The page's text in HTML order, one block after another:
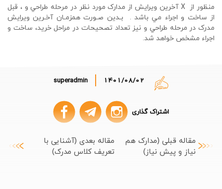
ﻣﻨﻈﻮر از X آﺧﺮﻳﻦ وﻳﺮاﻳﺶ از ﻣﺪارک ﻣﻮرد ﻧﻈﺮ در ﻣﺮﺣﻠﻪ ﻃﺮاﺣﻲ و ، ﻗﺒﻞ
از ﺳﺎﺧﺖ و اﺟﺮاء ﻣﻲ ﺑﺎﺷﺪ . ﺑـﺪﻳﻦ ﺻـﻮرت ﻫﻤﺰﻣـﺎن آﺧـﺮﻳﻦ وﻳﺮاﻳﺶ
ﻣﺪرک در ﻣﺮﺣﻠﻪ ﻃﺮاﺣﻲ و ﻧﻴﺰ ﺗﻌﺪاد ﺗﺼﺤﻴﺤﺎت در ﻣﺮاﺣﻞ ﺧﺮﻳﺪ، ﺳﺎﺧﺖ و
اﺟﺮاء ﻣﺸﺨﺺ ﺧﻮاﻫﺪ ﺷﺪ.
1401/08/02
superadmin
اشتراک گذاری
مقاله قبلی (مدارک هم
نیاز و پیش نیاز)
مقاله بعدی (آشنایی با
تعریف کلاس مدرک)